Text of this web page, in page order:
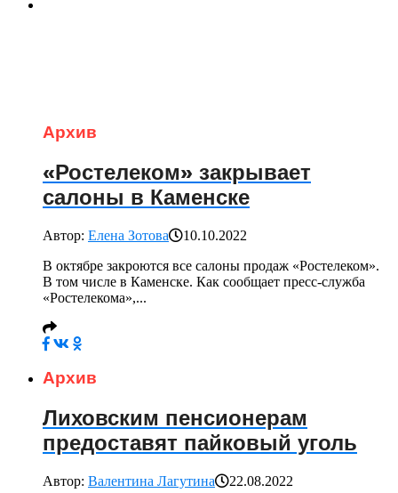
Архив
«Ростелеком» закрывает
салоны в Каменске
Автор: Елена Зотова
10.10.2022
В октябре закроются все салоны продаж «Ростелеком».
В том числе в Каменске. Как сообщает пресс-служба
«Ростелекома»,...
Архив
Лиховским пенсионерам
предоставят пайковый уголь
Автор: Валентина Лагутина
22.08.2022